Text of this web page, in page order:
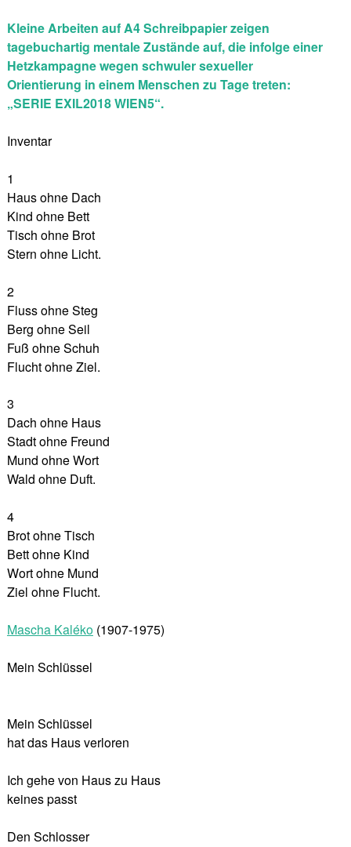
Kleine Arbeiten auf A4 Schreibpapier zeigen
tagebuchartig mentale Zustände auf, die infolge einer
Hetzkampagne wegen schwuler sexueller
Orientierung in einem Menschen zu Tage treten:
„SERIE EXIL2018 WIEN5“.
Inventar
1
Haus ohne Dach
Kind ohne Bett
Tisch ohne Brot
Stern ohne Licht.
2
Fluss ohne Steg
Berg ohne Seil
Fuß ohne Schuh
Flucht ohne Ziel.
3
Dach ohne Haus
Stadt ohne Freund
Mund ohne Wort
Wald ohne Duft.
4
Brot ohne Tisch
Bett ohne Kind
Wort ohne Mund
Ziel ohne Flucht.
Mascha Kaléko (1907-1975)
Mein Schlüssel
Mein Schlüssel
hat das Haus verloren
Ich gehe von Haus zu Haus
keines passt
Den Schlosser